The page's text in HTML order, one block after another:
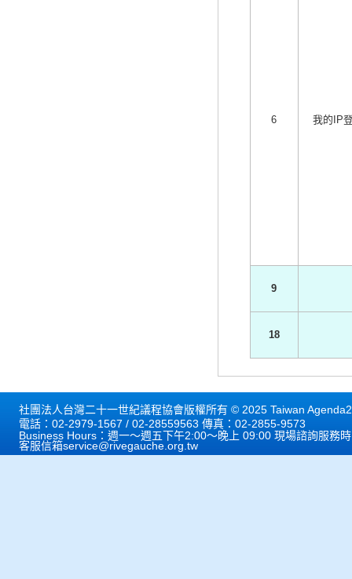
6 我的IP
9
18
社團法人台灣二十一世紀議程協會版權所有 © 2025 Taiwan
電話：02-2979-1567 / 02-28559563 傳真：02-2855-9573
Business Hours：週一～週五下午2:00～晚上 09:00 現場諮詢服務
客服信箱service@rivegauche.org.tw